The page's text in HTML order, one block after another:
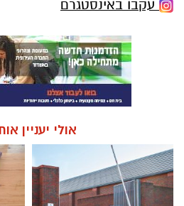
עקבו באינסטגרם
אולי יעניין